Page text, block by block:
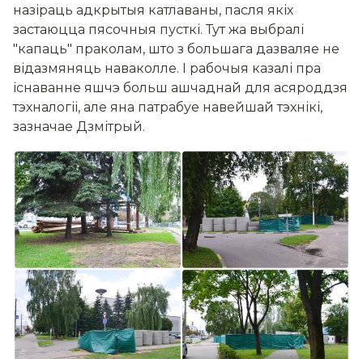
назіраць адкрытыя катлаваны, пасля якіх
застаюцца пясочныя пусткі. Тут жа выбралі
"капаць" праколам, што з большага дазваляе не
відазмяняць наваколле. І рабочыя казалі пра
існаванне яшчэ больш ашчаднай для асяроддзя
тэхналогіі, але яна патрабуе навейшай тэхнікі,
зазначае Дзмітрый.